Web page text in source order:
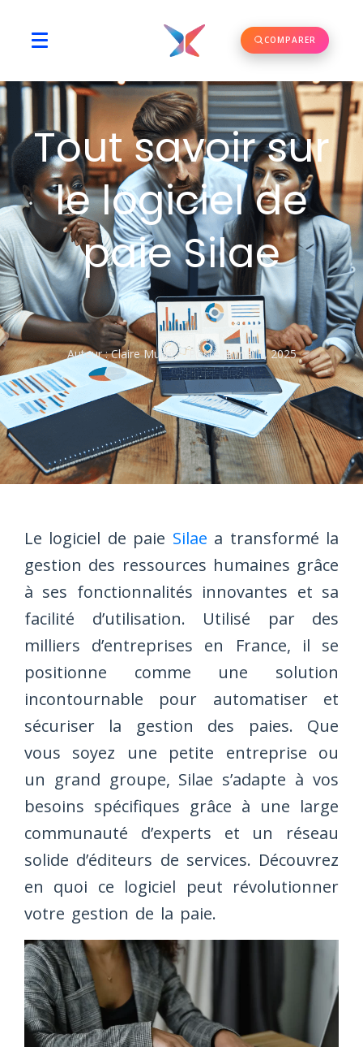
COMPARER
Tout savoir sur
le logiciel de
paie Silae
Auteur :Claire Muller Posté lemai 1, 2025
Le logiciel de paie Silae a transformé la
gestion des ressources humaines grâce
à ses fonctionnalités innovantes et sa
facilité d’utilisation. Utilisé par des
milliers d’entreprises en France, il se
positionne comme une solution
incontournable pour automatiser et
sécuriser la gestion des paies. Que
vous soyez une petite entreprise ou
un grand groupe, Silae s’adapte à vos
besoins spécifiques grâce à une large
communauté d’experts et un réseau
solide d’éditeurs de services. Découvrez
en quoi ce logiciel peut révolutionner
votre gestion de la paie.